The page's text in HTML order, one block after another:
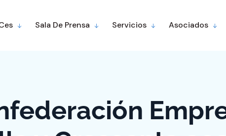
Sala De Prensa Servicios Asociados